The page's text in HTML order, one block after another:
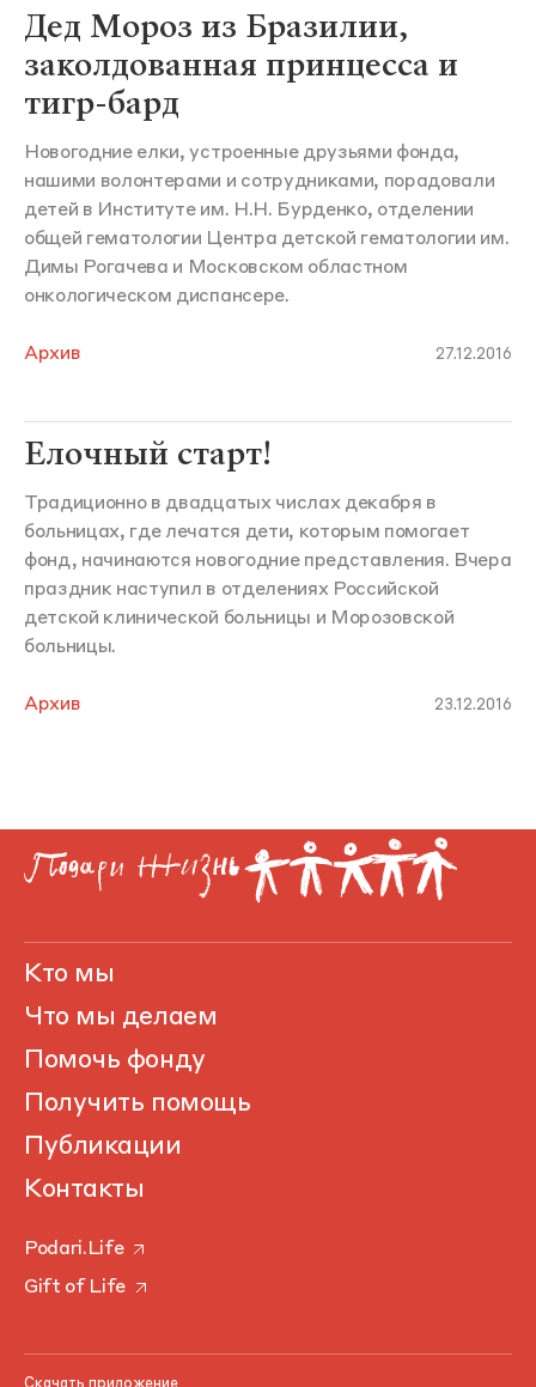
Дед Мороз из Бразилии,
заколдованная принцесса и
тигр-бард
Новогодние елки, устроенные друзьями фонда,
нашими волонтерами и сотрудниками, порадовали
детей в Институте им. Н.Н. Бурденко, отделении
общей гематологии Центра детской гематологии им.
Димы Рогачева и Московском областном
онкологическом диспансере.
Архив 27.12.2016
Елочный старт!
Традиционно в двадцатых числах декабря в
больницах, где лечатся дети, которым помогает
фонд, начинаются новогодние представления. Вчера
праздник наступил в отделениях Российской
детской клинической больницы и Морозовской
больницы.
Архив 23.12.2016
Кто мы
Что мы делаем
Помочь фонду
Получить помощь
Публикации
Контакты
Podari.Life
Gift of Life